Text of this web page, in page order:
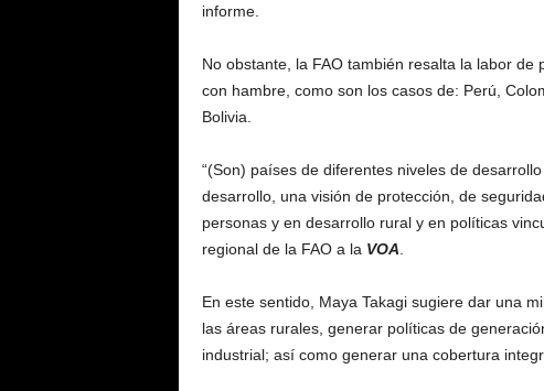
informe.
No obstante, la FAO también resalta la labor
con hambre, como son los casos de: Perú,
Bolivia.
“(Son) países de diferentes niveles de
desarrollo, una visión de protección, de
personas y en desarrollo rural y en políticas
regional de la FAO a la VOA
En este sentido, Maya Takagi sugiere dar una
las áreas rurales, generar políticas de
industrial; así como generar una cobertura